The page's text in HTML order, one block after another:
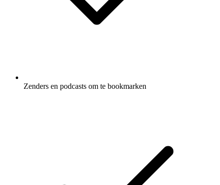
Zenders en podcasts om te bookmarken